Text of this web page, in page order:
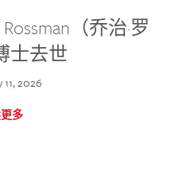
（乔治·罗
士去世
2026
多